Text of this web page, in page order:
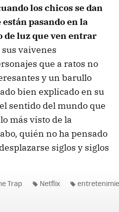
los chicos se dan
pasando en la
de luz que ven entrar
sus vaivenes
que a ratos no
y un barullo
bien explicado en su
sentido del mundo que
más visto de la
quién no ha pensado
siglos y siglos
Trap Netflix